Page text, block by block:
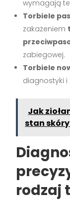
wymagają
Torbiele
zakażeniem
zabiegowej.
Torbiele
diagnostyki i
Jak
stan
rodzaj